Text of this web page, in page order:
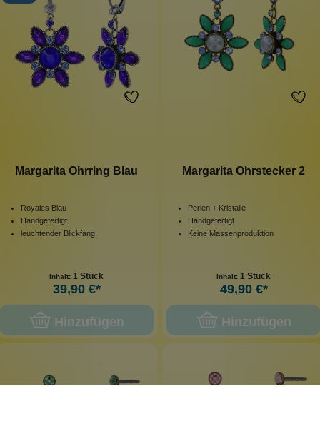
Margarita Ohrring Blau
Royales Blau
Handgefertigt
leuchtender Blickfang
Inhalt: 1 Stück
39,90 €*
Hinzufügen
Margarita Ohrstecker 2
Perlen + Kristalle
Handgefertigt
Keine Massenproduktion
Inhalt: 1 Stück
49,90 €*
Hinzufügen